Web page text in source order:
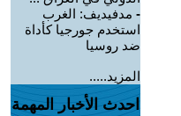
- مدفيديف: الغرب
استخدم جورجيا كأداة
ضد روسيا
المزيد.....
احدث الأخبار المهمة